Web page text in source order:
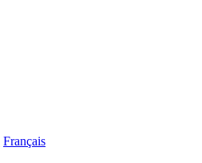
Français